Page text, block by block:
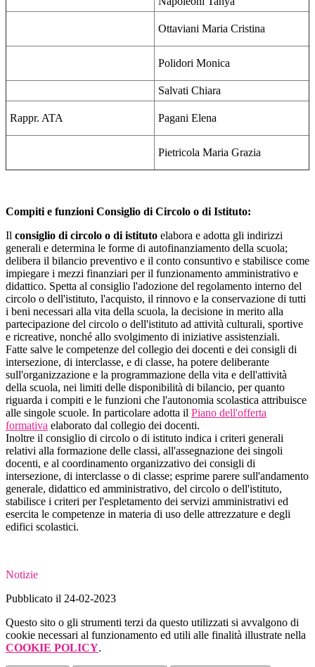
Ottaviani Maria Cristina
Polidori Monica
Salvati Chiara
Rappr. ATA Pagani Elena
Pietricola Maria Grazia
Compiti e funzioni Consiglio di Circolo o di Istituto:
Il consiglio di circolo o di istituto elabora e adotta gli indirizzi
generali e determina le forme di autofinanziamento della scuola;
delibera il bilancio preventivo e il conto consuntivo e stabilisce come
impiegare i mezzi finanziari per il funzionamento amministrativo e
didattico. Spetta al consiglio l'adozione del regolamento interno del
circolo o dell'istituto, l'acquisto, il rinnovo e la conservazione di tutti
i beni necessari alla vita della scuola, la decisione in merito alla
partecipazione del circolo o dell'istituto ad attività culturali, sportive
e ricreative, nonché allo svolgimento di iniziative assistenziali.
Fatte salve le competenze del collegio dei docenti e dei consigli di
intersezione, di interclasse, e di classe, ha potere deliberante
sull'organizzazione e la programmazione della vita e dell'attività
della scuola, nei limiti delle disponibilità di bilancio, per quanto
riguarda i compiti e le funzioni che l'autonomia scolastica attribuisce
alle singole scuole. In particolare adotta il Piano dell'offerta
formativa elaborato dal collegio dei docenti.
Inoltre il consiglio di circolo o di istituto indica i criteri generali
relativi alla formazione delle classi, all'assegnazione dei singoli
docenti, e al coordinamento organizzativo dei consigli di
intersezione, di interclasse o di classe; esprime parere sull'andamento
generale, didattico ed amministrativo, del circolo o dell'istituto,
stabilisce i criteri per l'espletamento dei servizi amministrativi ed
esercita le competenze in materia di uso delle attrezzature e degli
edifici scolastici.
Notizie
Pubblicato il 24-02-2023
Questo sito o gli strumenti terzi da questo utilizzati si avvalgono di
cookie necessari al funzionamento ed utili alle finalità illustrate nella
COOKIE POLICY.